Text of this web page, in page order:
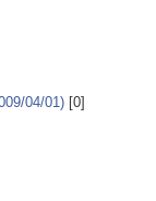
04/01)[0]